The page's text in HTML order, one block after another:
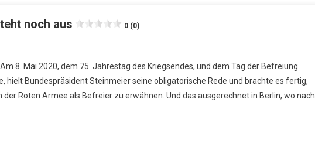
noch aus 0 (0)
8. Mai 2020, dem 75. Jahrestag des Kriegsendes, und dem Tag der Befreiung
hielt Bundespräsident Steinmeier seine obligatorische Rede und brachte es fertig,
Roten Armee als Befreier zu erwähnen. Und das ausgerechnet in Berlin, wo nach